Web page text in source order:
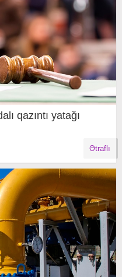
qazıntı yatağı
Ətraflı